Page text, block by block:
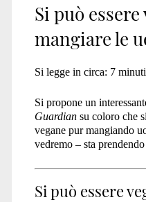
uova</
Si può essere
mangiare le
Si legge in circa: 7 minuti
Si propone un
Guardiansu coloro che
vegane pur mangiando
vedremo – sta
Si può essere